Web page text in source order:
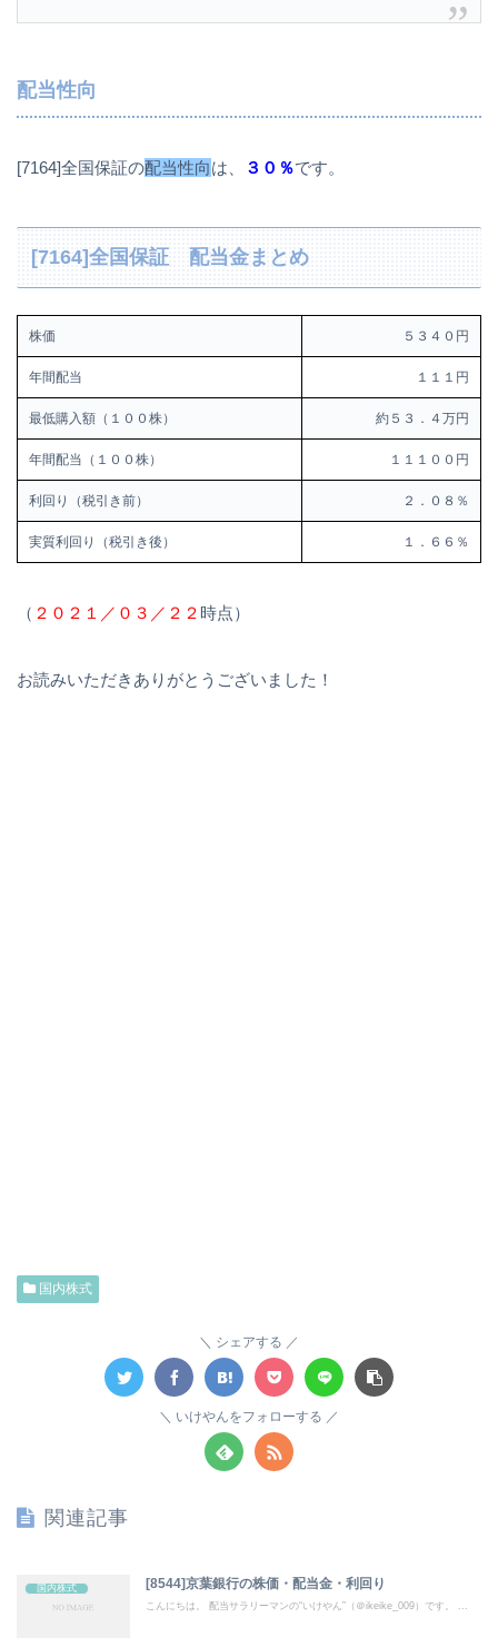
配当性向
[7164]全国保証の配当性向は、 ３０％です。
[7164]全国保証 配当金まとめ
株価 ５３４０円
年間配当 １１１円
最低購入額（１００株） 約５３．４万円
年間配当（１００株） １１１００円
利回り（税引き前） ２．０８％
実質利回り（税引き後） １．６６％
（ ２０２１／０３／２２時点）
お読みいただきありがとうございました！
国内株式
シェアする
いけやんをフォローする
関連記事
国内株式 [8544]京葉銀行の株価・配当金・利回り
こんにちは。 配当サラリーマンの“いけやん”（＠ikeike_009）です。 ...